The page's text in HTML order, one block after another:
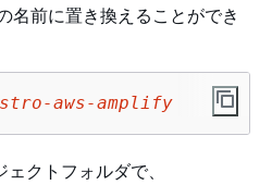
名前に置き換えることができ
aws-amplify
クトフォルダで、